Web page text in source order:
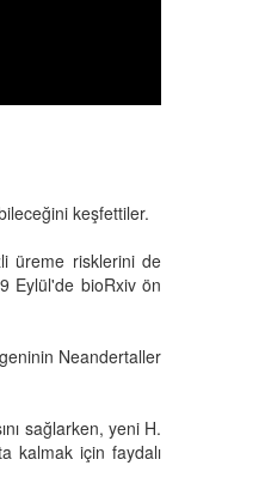
keşfettiler.
üreme risklerini de
Eylül'de bioRxiv ön
Neandertaller
sağlarken, yeni H.
kalmak için faydalı